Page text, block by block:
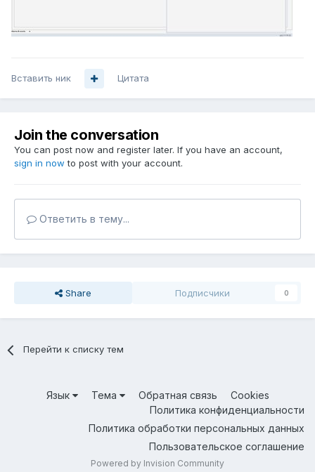
Вставить ник Цитата
Join the conversation
You can post now and register later. If you have an account,
sign in now to post with your account.
Ответить в тему...
Share Подписчики 0
Перейти к списку тем
Язык Тема Обратная связь
Cookies
Политика конфиденциальности
Политика обработки персональных данных
Пользовательское соглашение
Powered by Invision Community